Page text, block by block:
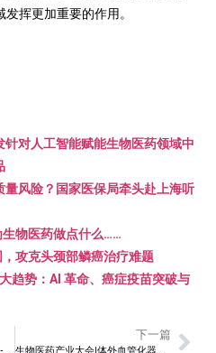
挥更加重要的作用。
对人工智能赋能生物医药领域中
风险？国家医保局牵头赴上海听
物医药做点什么……
攻克头颈部鳞癌治疗难题
趋势：AI 革命、癌症疫苗突破与
下一篇
生物医药产业大会|体外血管化器官芯片技术的最新进展